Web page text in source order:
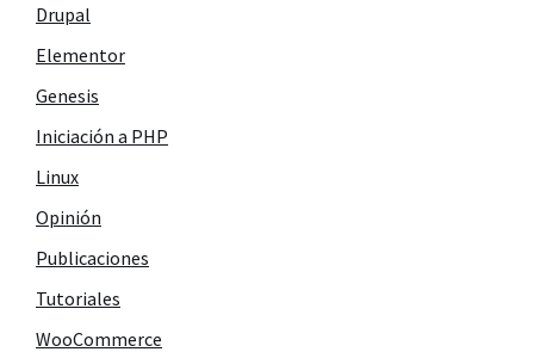
Drupal
Elementor
Genesis
Iniciación a PHP
Linux
Opinión
Publicaciones
Tutoriales
WooCommerce